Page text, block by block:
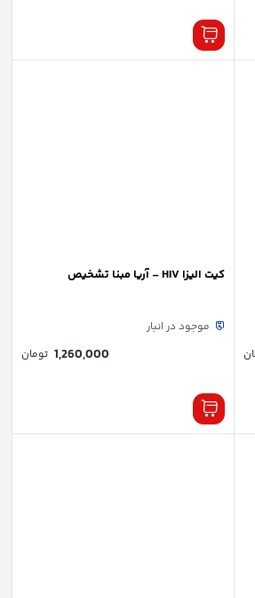
کیت الیزا HIV – آریا مبنا تشخیص
موجود در انبار
1,260,000 تومان